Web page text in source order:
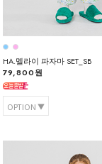
HA.멜라이 파자마 SET_SB
79,800원
OPTION